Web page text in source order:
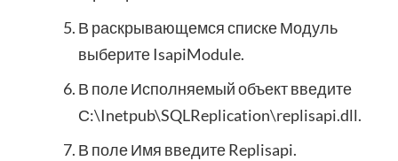
В раскрывающемся списке Модуль
выберите IsapiModule.
В поле Исполняемый объект введите
С:\Inetpub\SQLReplication\replisapi.dll.
В поле Имя введите Replisapi.